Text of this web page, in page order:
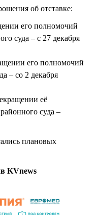
об отставке:
его полномочий
суда – с 27 декабря
его полномочий
– со 2 декабря
её
суда –
плановых
KVnews